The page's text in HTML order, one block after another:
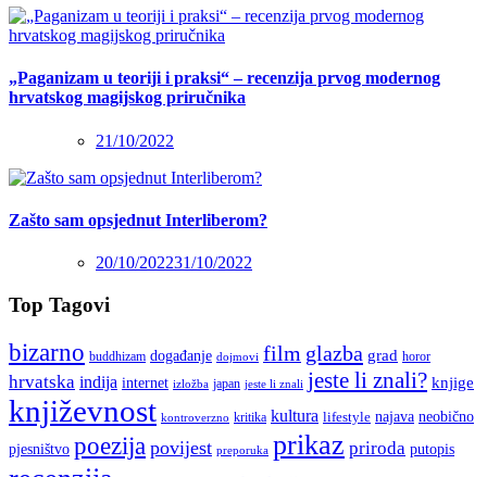
„Paganizam u teoriji i praksi“ – recenzija prvog modernog
hrvatskog magijskog priručnika
21/10/2022
Zašto sam opsjednut Interliberom?
20/10/202231/10/2022
Top Tagovi
bizarno buddhizam događanje dojmovi film glazba grad horor
hrvatska indija internet izložba japan jeste li znali jeste li znali? knjige
književnost kontroverzno kritika kultura lifestyle najava neobično
pjesništvo poezija povijest preporuka prikaz priroda putopis